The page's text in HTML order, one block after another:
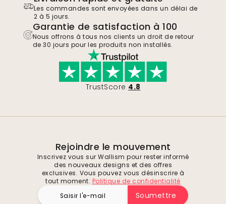
Les commandes sont envoyées dans un délai de
2 à 5 jours.
Garantie de satisfaction à 100
Nous offrons à tous nos clients un droit de retour
de 30 jours pour les produits non installés.
TrustScore 4.8
Rejoindre le mouvement
Inscrivez vous sur Wallism pour rester informé
des nouveaux designs et des offres
exclusives. Vous pouvez vous désinscrire à
tout moment. Politique de confidentialité
Soumettre